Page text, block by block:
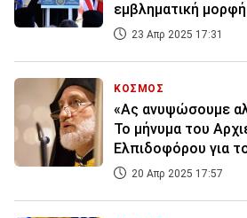
εμβληματική
23 Απρ 2025 17:31
ΚΟΣΜΟΣ
«Ας ανυψώσουμε
Το μήνυμα του
Ελπιδοφόρου για
20 Απρ 2025 17:57